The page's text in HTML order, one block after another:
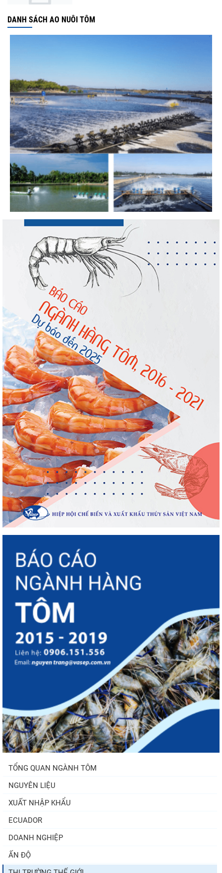
Thuế Mục 301 và bài toán thích ứng của
tôm Việt tại thị...
Nguồn cung giảm, giá cá rô phi Trung Quốc
tiếp tục tăng
Điểm tin thủy sản thế giới ngày 3/8/2026
Trung Quốc tăng mạnh nhập khẩu mực,
trong khi nguồn cung...
Thông báo 407/TB-VPCP: Tập trung cao độ,
tạo chuyển biến...
Còn chưa đầy 3 tuần đến Vietfish 2026: Sẵn
sàng cho chuỗi...
DANH SÁCH AO NUÔI TÔM
TỔNG QUAN NGÀNH TÔM
NGUYÊN LIỆU
XUẤT NHẬP KHẨU
ECUADOR
DOANH NGHIỆP
ẤN ĐỘ